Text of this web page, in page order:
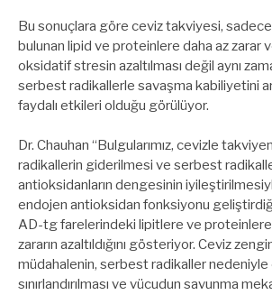
Bu sonuçlara göre ceviz takviyesi,
bulunan lipid ve proteinlere daha az zarar
oksidatif stresin azaltılması değil aynı
serbest radikallerle savaşma kabiliyetini
faydalı etkileri olduğu görülüyor.
Dr. Chauhan “Bulgularımız, cevizle
radikallerin giderilmesi ve serbest
antioksidanların dengesinin
endojen antioksidan fonksiyonu
AD-tg farelerindeki lipitlere ve
zararın azaltıldığını gösteriyor. Ceviz
müdahalenin, serbest radikaller nedeniyle
sınırlandırılması ve vücudun savunma